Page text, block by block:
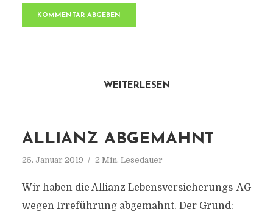
WEITERLESEN
ALLIANZ ABGEMAHNT
25. Januar 2019 2 Min. Lesedauer
Wir haben die Allianz Lebensversicherungs-AG
wegen Irreführung abgemahnt. Der Grund: